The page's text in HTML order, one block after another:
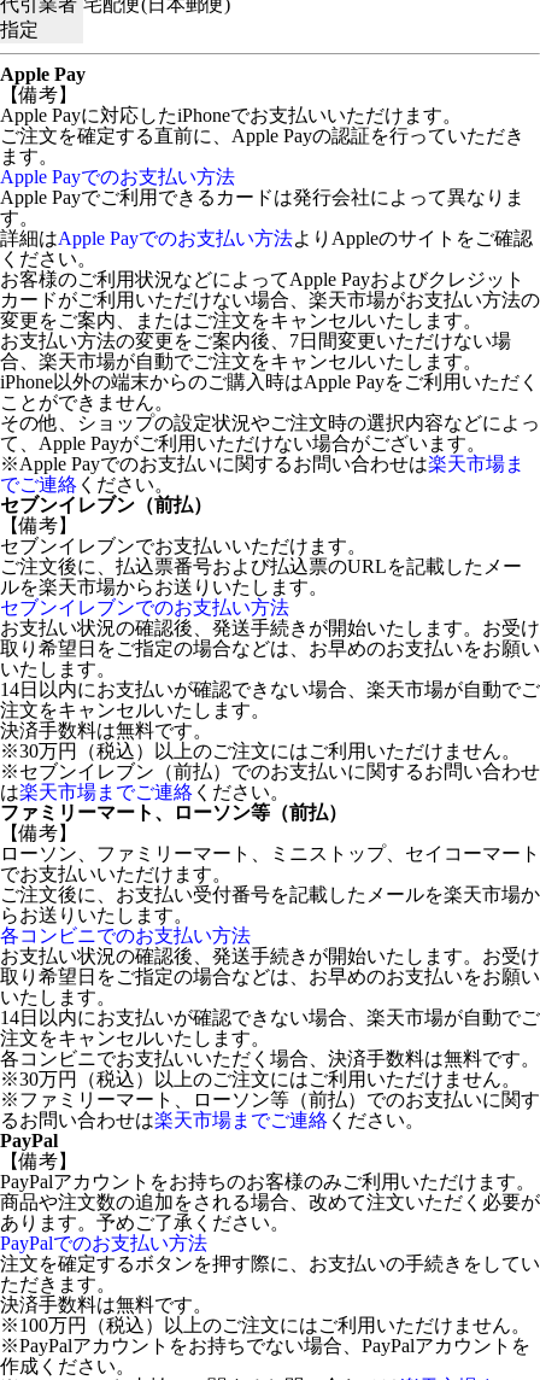
代引業者
指定
宅配便(日本郵便)
Apple Pay
【備考】
Apple Payに対応したiPhoneでお支払いいただけます。
ご注文を確定する直前に、Apple Payの認証を行っていただき
ます。
Apple Payでのお支払い方法
Apple Payでご利用できるカードは発行会社によって異なりま
す。
詳細はApple Payでのお支払い方法よりAppleのサイトをご確認
ください。
お客様のご利用状況などによってApple Payおよびクレジット
カードがご利用いただけない場合、楽天市場がお支払い方法の
変更をご案内、またはご注文をキャンセルいたします。
お支払い方法の変更をご案内後、7日間変更いただけない場
合、楽天市場が自動でご注文をキャンセルいたします。
iPhone以外の端末からのご購入時はApple Payをご利用いただく
ことができません。
その他、ショップの設定状況やご注文時の選択内容などによっ
て、Apple Payがご利用いただけない場合がございます。
※Apple Payでのお支払いに関するお問い合わせは楽天市場ま
でご連絡 ください。
セブンイレブン（前払）
【備考】
セブンイレブンでお支払いいただけます。
ご注文後に、払込票番号および払込票のURLを記載したメー
ルを楽天市場からお送りいたします。
セブンイレブンでのお支払い方法
お支払い状況の確認後、発送手続きが開始いたします。お受け
取り希望日をご指定の場合などは、お早めのお支払いをお願い
いたします。
14日以内にお支払いが確認できない場合、楽天市場が自動でご
注文をキャンセルいたします。
決済手数料は無料です。
※30万円（税込）以上のご注文にはご利用いただけません。
※セブンイレブン（前払）でのお支払いに関するお問い合わせ
は楽天市場までご連絡 ください。
ファミリーマート、ローソン等（前払）
【備考】
ローソン、ファミリーマート、ミニストップ、セイコーマート
でお支払いいただけます。
ご注文後に、お支払い受付番号を記載したメールを楽天市場か
らお送りいたします。
各コンビニでのお支払い方法
お支払い状況の確認後、発送手続きが開始いたします。お受け
取り希望日をご指定の場合などは、お早めのお支払いをお願い
いたします。
14日以内にお支払いが確認できない場合、楽天市場が自動でご
注文をキャンセルいたします。
各コンビニでお支払いいただく場合、決済手数料は無料です。
※30万円（税込）以上のご注文にはご利用いただけません。
※ファミリーマート、ローソン等（前払）でのお支払いに関す
るお問い合わせは楽天市場までご連絡 ください。
PayPal
【備考】
PayPalアカウントをお持ちのお客様のみご利用いただけます。
商品や注文数の追加をされる場合、改めて注文いただく必要が
あります。予めご了承ください。
PayPalでのお支払い方法
注文を確定するボタンを押す際に、お支払いの手続きをしてい
ただきます。
決済手数料は無料です。
※100万円（税込）以上のご注文にはご利用いただけません。
※PayPalアカウントをお持ちでない場合、PayPalアカウントを
作成ください。